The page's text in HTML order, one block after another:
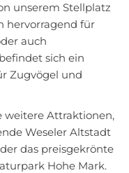
unserem Stellplatz
hervorragend für
auch
sich ein
Zugvögel und
weitere Attraktionen,
Weseler Altstadt
das preisgekrönte
Hohe Mark.